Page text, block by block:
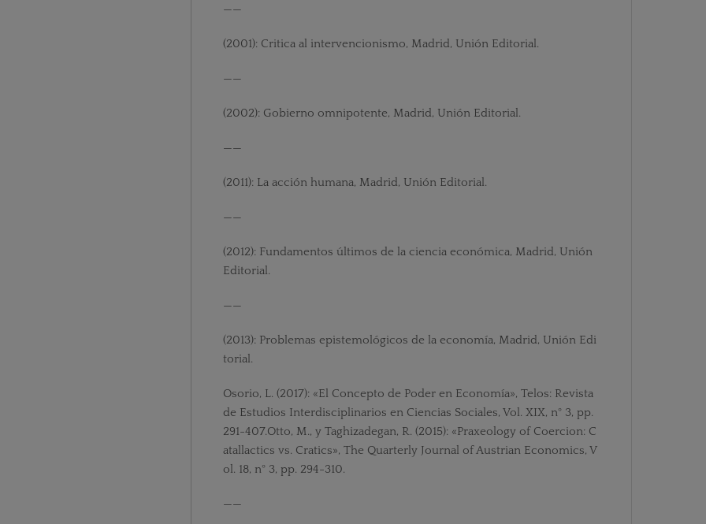
——
(2001): Critica al intervencionismo, Madrid, Unión Editorial.
——
(2002): Gobierno omnipotente, Madrid, Unión Editorial.
——
(2011): La acción humana, Madrid, Unión Editorial.
——
(2012): Fundamentos últimos de la ciencia económica, Madrid, Unión
Editorial.
——
(2013): Problemas epistemológicos de la economía, Madrid, Unión Edi
torial.
Osorio, L. (2017): «El Concepto de Poder en Economía», Telos: Revista
de Estudios Interdisciplinarios en Ciencias Sociales, Vol. XIX, n° 3, pp.
291-407.Otto, M., y Taghizadegan, R. (2015): «Praxeology of Coercion: C
atallactics vs. Cratics», The Quarterly Journal of Austrian Economics, V
ol. 18, n° 3, pp. 294-310.
——